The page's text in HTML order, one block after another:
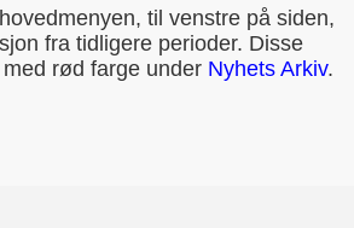
til venstre på siden,
fra tidligere perioder. Disse
rød farge under Nyhets Arkiv.